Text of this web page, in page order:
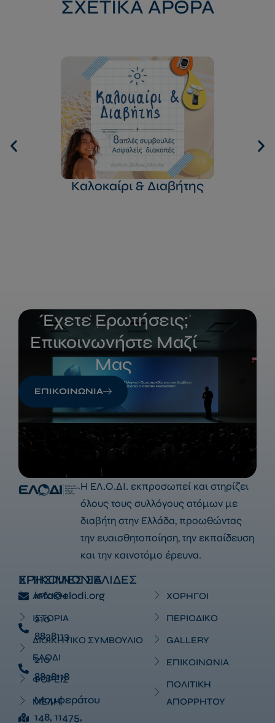
ΣΧΕΤΙΚΑ ΑΡΘΡΑ
Καλοκαίρι & Διαβήτης
Έχετε Ερωτήσεις;
Επικοινωνήστε Μαζί
Μας
ΕΠΙΚΟΙΝΩΝΙΑ
Η ΕΛ.Ο.ΔΙ. εκπροσωπεί και στηρίζει
όλους τους συλλόγους ατόμων με
διαβήτη στην Ελλάδα, προωθώντας
την ευαισθητοποίηση, την εκπαίδευση
και την καινοτόμο έρευνα.
ΕΠΙΚΟΙΝΩΝΙΑ
info@elodi.org
210
8838113
210
8838118
Μομφεράτου
148, 11475,
ΧΡΗΣΙΜΕΣ ΣΕΛΙΔΕΣ
ΑΡΧΙΚΗ
ΙΣΤΟΡΙΑ
ΔΙΟΙΚΗΤΙΚΟ ΣΥΜΒΟΥΛΙΟ
ΕΛΟΔΙ
ΦΟΡΕΙΣ
ΜΕΛΗ
ΧΟΡΗΓΟΙ
ΠΕΡΙΟΔΙΚΟ
GALLERY
ΕΠΙΚΟΙΝΩΝΙΑ
ΠΟΛΙΤΙΚΗ
ΑΠΟΡΡΗΤΟΥ